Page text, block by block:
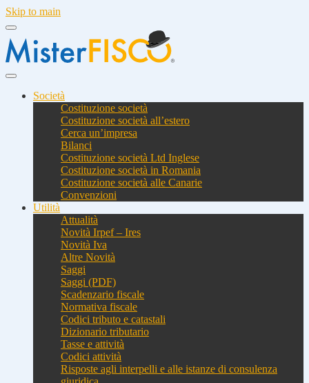
Skip to main
Società
Costituzione società
Costituzione società all’estero
Cerca un’impresa
Bilanci
Costituzione società Ltd Inglese
Costituzione società in Romania
Costituzione società alle Canarie
Convenzioni
Utilità
Attualità
Novità Irpef – Ires
Novità Iva
Altre Novità
Saggi
Saggi (PDF)
Scadenzario fiscale
Normativa fiscale
Codici tributo e catastali
Dizionario tributario
Tasse e attività
Codici attività
Risposte agli interpelli e alle istanze di consulenza